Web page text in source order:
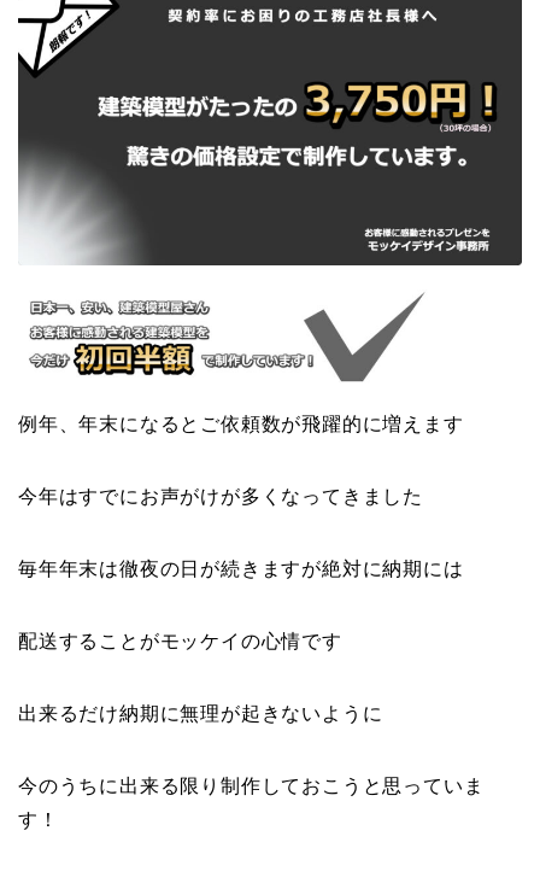
例年、年末になるとご依頼数が飛躍的に増えます
今年はすでにお声がけが多くなってきました
毎年年末は徹夜の日が続きますが絶対に納期には
配送することがモッケイの心情です
出来るだけ納期に無理が起きないように
今のうちに出来る限り制作しておこうと思っていま
す！